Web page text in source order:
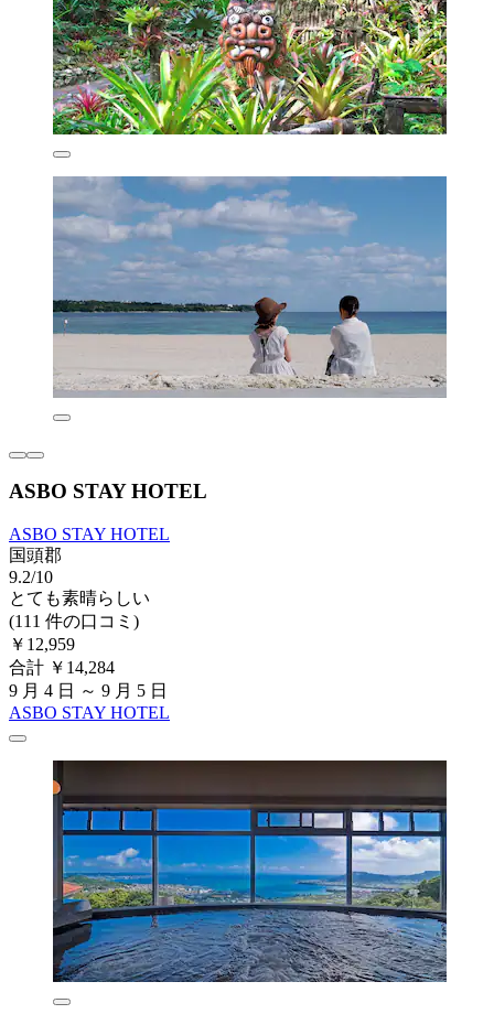
ASBO STAY HOTEL
ASBO STAY HOTEL
国頭郡
9.2/10
とても素晴らしい
(111 件の口コミ)
￥12,959
合計 ￥14,284
9 月 4 日 ～ 9 月 5 日
ASBO STAY HOTEL